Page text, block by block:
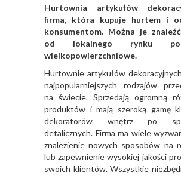
Hurtownia artykułów
firma, która kupuje hurtem i
konsumentom. Można je
od lokalnego rynku
wielkopowierzchniowe.
Hurtownie artykułów
najpopularniejszych rodzajów
na świecie. Sprzedają ogromną
produktów i mają szeroką gamę
dekoratorów wnętrz po
detalicznych. Firma ma wiele
znalezienie nowych sposobów na
lub zapewnienie wysokiej jakości
swoich klientów. Wszystkie